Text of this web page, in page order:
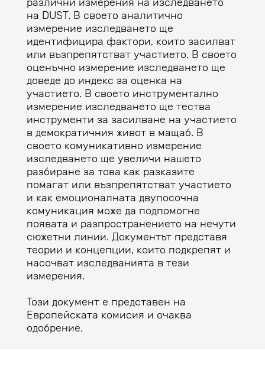
на DUST. В своето аналитично
измерение изследването ще
идентифицира фактори, които засилват
или възпрепятстват участието. В своето
оценъчно измерение изследването ще
доведе до индекс за оценка на
участието. В своето инструментално
измерение изследването ще тества
инструменти за засилване на участието
в демократичния живот в мащаб. В
своето комуникативно измерение
изследването ще увеличи нашето
разбиране за това как разказите
помагат или възпрепятстват участието
и как емоционалната двупосочна
комуникация може да подпомогне
появата и разпространението на нечути
сюжетни линии. Документът представя
теории и концепции, които подкрепят и
насочват изследванията в тези
измерения.
Този документ е представен на
Европейската комисия и очаква
одобрение.